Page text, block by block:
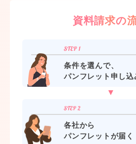
資料請求の
条件を選んで、
パンフレット申し込
各社から
パンフレットが届く